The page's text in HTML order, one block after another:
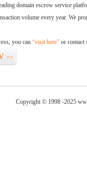
domain escrow service
volume every year. We
you can “visit here” or contact
>>
Copyright © 1998 -2025